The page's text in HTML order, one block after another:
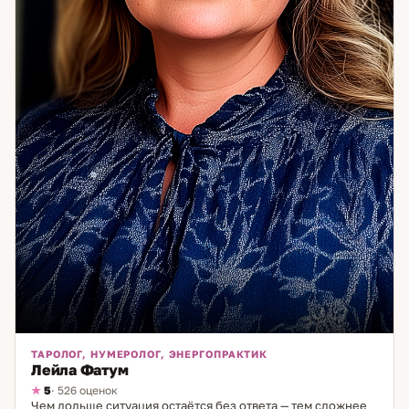
внутреннему равновесию и уверенности.
ТАРОЛОГ, НУМЕРОЛОГ, ЭНЕРГОПРАКТИК
Лейла Фатум
5· 526 оценок
Чем дольше ситуация остаётся без ответа — тем сложнее